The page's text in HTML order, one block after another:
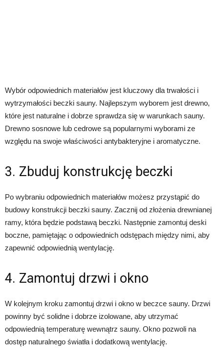
Wybór odpowiednich materiałów jest kluczowy dla trwałości i
wytrzymałości beczki sauny. Najlepszym wyborem jest drewno,
które jest naturalne i dobrze sprawdza się w warunkach sauny.
Drewno sosnowe lub cedrowe są popularnymi wyborami ze
względu na swoje właściwości antybakteryjne i aromatyczne.
3. Zbuduj konstrukcję beczki
Po wybraniu odpowiednich materiałów możesz przystąpić do
budowy konstrukcji beczki sauny. Zacznij od złożenia drewnianej
ramy, która będzie podstawą beczki. Następnie zamontuj deski
boczne, pamiętając o odpowiednich odstępach między nimi, aby
zapewnić odpowiednią wentylację.
4. Zamontuj drzwi i okno
W kolejnym kroku zamontuj drzwi i okno w beczce sauny. Drzwi
powinny być solidne i dobrze izolowane, aby utrzymać
odpowiednią temperaturę wewnątrz sauny. Okno pozwoli na
dostęp naturalnego światła i dodatkową wentylację.